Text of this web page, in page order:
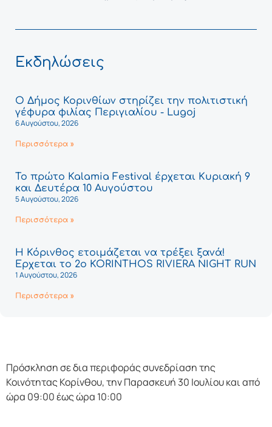
Εκδηλώσεις
Ο Δήμος Κορινθίων στηρίζει την πολιτιστική
γέφυρα φιλίας Περιγιαλίου - Lugoj
6 Αυγούστου, 2026
Περισσότερα »
Το πρώτο Kalamia Festival έρχεται Κυριακή 9
και Δευτέρα 10 Αυγούστου
5 Αυγούστου, 2026
Περισσότερα »
Η Κόρινθος ετοιμάζεται να τρέξει ξανά!
Έρχεται το 2ο KORINTHOS RIVIERA NIGHT RUN
1 Αυγούστου, 2026
Περισσότερα »
Πρόσκληση σε δια περιφοράς συνεδρίαση της
Κοινότητας Κορίνθου, την Παρασκευή 30 Ιουλίου και από
ώρα 09:00 έως ώρα 10:00